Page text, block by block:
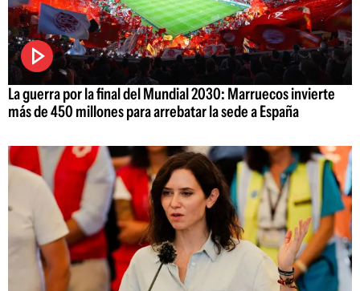
La guerra por la final del Mundial 2030: Marruecos invierte
más de 450 millones para arrebatar la sede a España